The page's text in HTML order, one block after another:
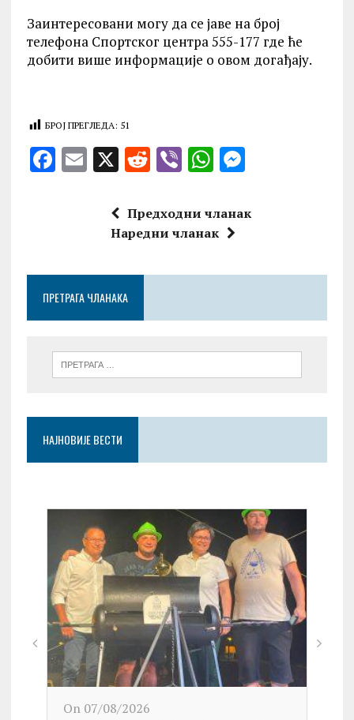
Заинтересовани могу да се јаве на број
телефона Спортског центра 555-177 где ће
добити више информације о овом догађају.
БРОЈ ПРЕГЛЕДА: 51
F
o
k
E X R
d
di
V
er
W
at
s
p
M
se
er
Предходни чланак
Наредни чланак
ПРЕТРАГА ЧЛАНАКА
НАЈНОВИЈЕ ВЕСТИ
On 07/08/2026